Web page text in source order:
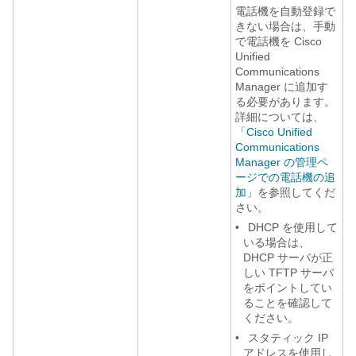
電話機を自動登録で
きない場合は、手動
で電話機を Cisco
Unified
Communications
Manager に追加す
る必要があります。
詳細については、
「Cisco Unified
Communications
Manager の管理ペ
ージでの電話機の追
加」 を参照してくだ
さい。
•
DHCP を使用して
いる場合は、
DHCP サーバが正
しい TFTP サーバ
をポイントしてい
ることを確認して
ください。
•
スタティック IP
アドレスを使用し